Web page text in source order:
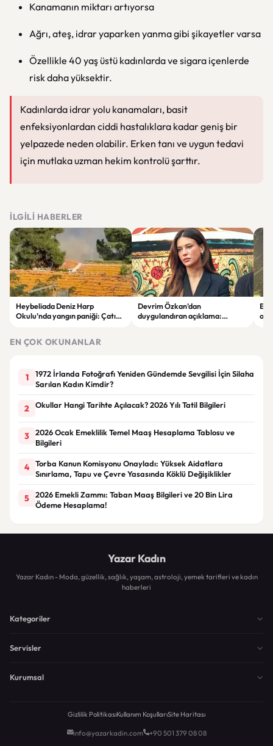
Kanamanın miktarı artıyorsa
Ağrı, ateş, idrar yaparken yanma gibi şikayetler varsa
Özellikle 40 yaş üstü kadınlarda ve sigara içenlerde
risk daha yüksektir.
Kadınlarda idrar yolu kanamaları, basit
enfeksiyonlardan ciddi hastalıklara kadar geniş bir
yelpazede neden olabilir. Erken tanı ve uygun tedavi
için mutlaka uzman hekim kontrolü şarttır.
İLGILI HABERLER
Heybeliada Deniz Harp
Okulu’nda yangın paniği: Çatıda
Devrim Özkan’dan
duygulandıran açıklama:
EN ÇOK OKUNANLAR
1
1972 İrlanda Fotoğrafı Yeniden Gündemde Sevgilisi İçin Silaha
Sarılan Kadın Kimdir?
2 Okullar Hangi Tarihte Açılacak? 2026 Yılı Tatil Bilgileri
3
2026 Ocak Emeklilik Temel Maaş Hesaplama Tablosu ve
Bilgileri
4
Torba Kanun Komisyonu Onayladı: Yüksek Aidatlara
Sınırlama, Tapu ve Çevre Yasasında Köklü Değişiklikler
5
2026 Emekli Zammı: Taban Maaş Bilgileri ve 20 Bin Lira
Ödeme Hesaplama!
Yazar Kadın
Yazar Kadın - Moda, güzellik, sağlık, yaşam, astroloji, yemek tarifleri ve kadın
haberleri
Kategoriler
Servisler
Kurumsal
Gizlilik PolitikasıKullanım KoşullarıSite Haritası
info@yazarkadin.com +90 501 379 08 08